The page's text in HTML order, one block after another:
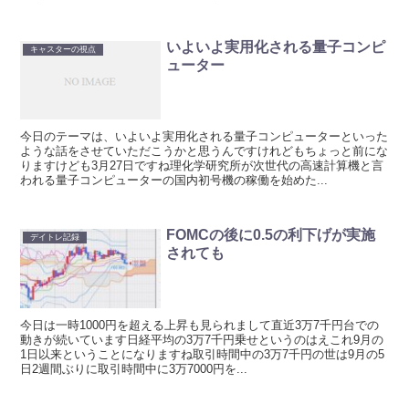
キャスターの視点
いよいよ実用化される量子コンピ
ューター
今日のテーマは、いよいよ実用化される量子コンピューターといった
ような話をさせていただこうかと思うんですけれどもちょっと前にな
りますけども3月27日ですね理化学研究所が次世代の高速計算機と言
われる量子コンピューターの国内初号機の稼働を始めた...
デイトレ記録
FOMCの後に0.5の利下げが実施
されても
今日は一時1000円を超える上昇も見られまして直近3万7千円台での
動きが続いています日経平均の3万7千円乗せというのはえこれ9月の
1日以来ということになりますね取引時間中の3万7千円の世は9月の5
日2週間ぶりに取引時間中に3万7000円を...